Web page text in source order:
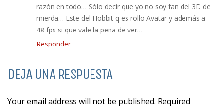
razón en todo… Sólo decir que yo no soy fan del 3D de
mierda… Este del Hobbit q es rollo Avatar y además a
48 fps si que vale la pena de ver…
Responder
DEJA UNA RESPUESTA
Your email address will not be published. Required